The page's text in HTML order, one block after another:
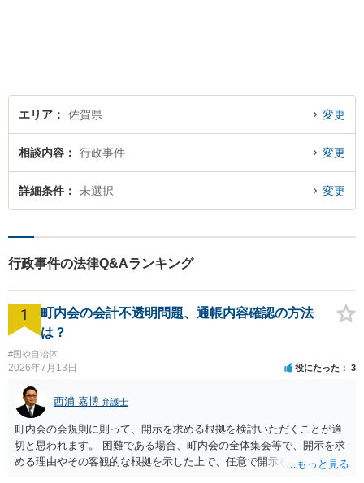
エリア 佐賀県 変更
相談内容 行政事件 変更
詳細条件 未選択 変更
行政事件の法律Q&Aランキング
1
町内会の会計不透明問題、通帳内容確認の方法
は？
#国や自治体
2026年7月13日 役にたった 3
西浦 嘉博 弁護士
町内会の会規則に則って、開示を求める根拠を検討いただくことが適
切と思われます。 困難である場合、町内会の全体集会等で、開示を求
める理由やその客観的な根拠を示した上で、任意で開示を求めること